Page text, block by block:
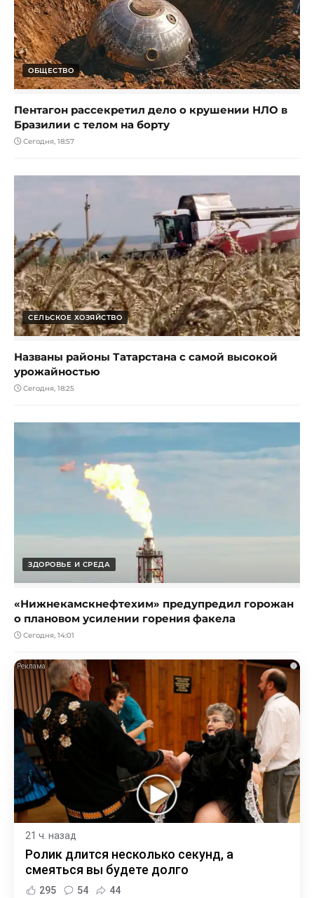
ОБЩЕСТВО
Пентагон рассекретил дело о крушении НЛО в
Бразилии с телом на борту
Сегодня, 18:57
СЕЛЬСКОЕ ХОЗЯЙСТВО
Названы районы Татарстана с самой высокой
урожайностью
Сегодня, 18:25
ЗДОРОВЬЕ И СРЕДА
«Нижнекамскнефтехим» предупредил горожан
о плановом усилении горения факела
Сегодня, 14:01
i
21 ч. назад
Ролик длится несколько секунд, а
смеяться вы будете долго
295 54 44